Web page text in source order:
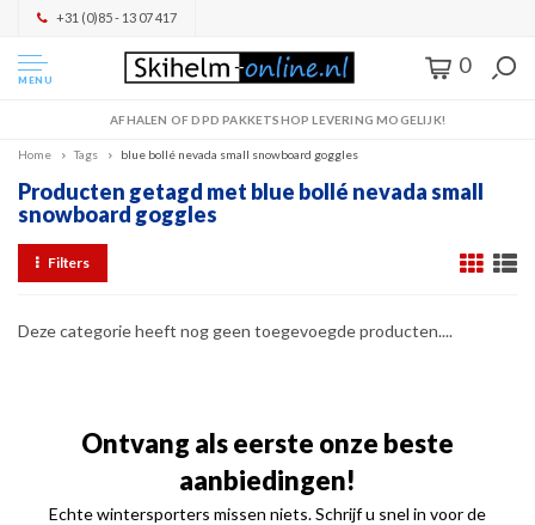
+31 (0)85 - 13 07 417
MENU
0
AFHALEN OF DPD PAKKETSHOP LEVERING MOGELIJK!
Home Tags blue bollé nevada small snowboard goggles
Producten getagd met blue bollé nevada small
snowboard goggles
Filters
Deze categorie heeft nog geen toegevoegde producten....
Ontvang als eerste onze beste
aanbiedingen!
Echte wintersporters missen niets. Schrijf u snel in voor de